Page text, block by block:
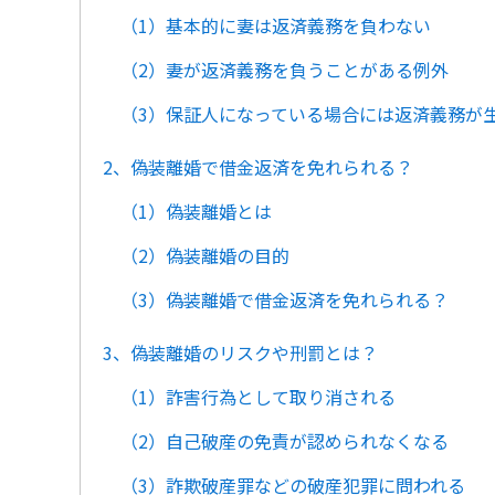
（1）基本的に妻は返済義務を負わない
（2）妻が返済義務を負うことがある例外
（3）保証人になっている場合には返済義務が
2、偽装離婚で借金返済を免れられる？
（1）偽装離婚とは
（2）偽装離婚の目的
（3）偽装離婚で借金返済を免れられる？
3、偽装離婚のリスクや刑罰とは？
（1）詐害行為として取り消される
（2）自己破産の免責が認められなくなる
（3）詐欺破産罪などの破産犯罪に問われる